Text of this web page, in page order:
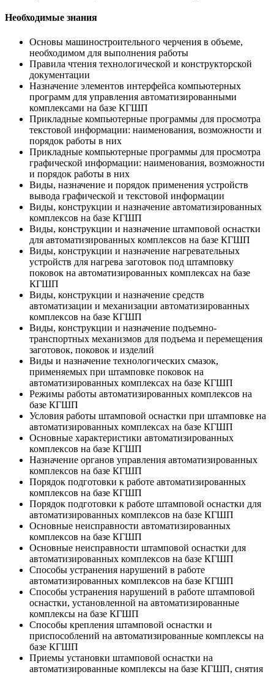
Необходимые знания
Основы машиностроительного черчения в объеме,
необходимом для выполнения работы
Правила чтения технологической и конструкторской
документации
Назначение элементов интерфейса компьютерных
программ для управления автоматизированными
комплексами на базе КГШП
Прикладные компьютерные программы для просмотра
текстовой информации: наименования, возможности и
порядок работы в них
Прикладные компьютерные программы для просмотра
графической информации: наименования, возможности
и порядок работы в них
Виды, назначение и порядок применения устройств
вывода графической и текстовой информации
Виды, конструкции и назначение автоматизированных
комплексов на базе КГШП
Виды, конструкции и назначение штамповой оснастки
для автоматизированных комплексов на базе КГШП
Виды, конструкции и назначение нагревательных
устройств для нагрева заготовок под штамповку
поковок на автоматизированных комплексах на базе
КГШП
Виды, конструкции и назначение средств
автоматизации и механизации автоматизированных
комплексов на базе КГШП
Виды, конструкции и назначение подъемно-
транспортных механизмов для подъема и перемещения
заготовок, поковок и изделий
Виды и назначение технологических смазок,
применяемых при штамповке поковок на
автоматизированных комплексах на базе КГШП
Режимы работы автоматизированных комплексов на
базе КГШП
Условия работы штамповой оснастки при штамповке на
автоматизированных комплексах на базе КГШП
Основные характеристики автоматизированных
комплексов на базе КГШП
Назначение органов управления автоматизированных
комплексов на базе КГШП
Порядок подготовки к работе автоматизированных
комплексов на базе КГШП
Порядок подготовки к работе штамповой оснастки для
автоматизированных комплексов на базе КГШП
Основные неисправности автоматизированных
комплексов на базе КГШП
Основные неисправности штамповой оснастки для
автоматизированных комплексов на базе КГШП
Способы устранения нарушений в работе
автоматизированных комплексов на базе КГШП
Способы устранения нарушений в работе штамповой
оснастки, установленной на автоматизированные
комплексы на базе КГШП
Способы крепления штамповой оснастки и
приспособлений на автоматизированные комплексы на
базе КГШП
Приемы установки штамповой оснастки на
автоматизированные комплексы на базе КГШП, снятия